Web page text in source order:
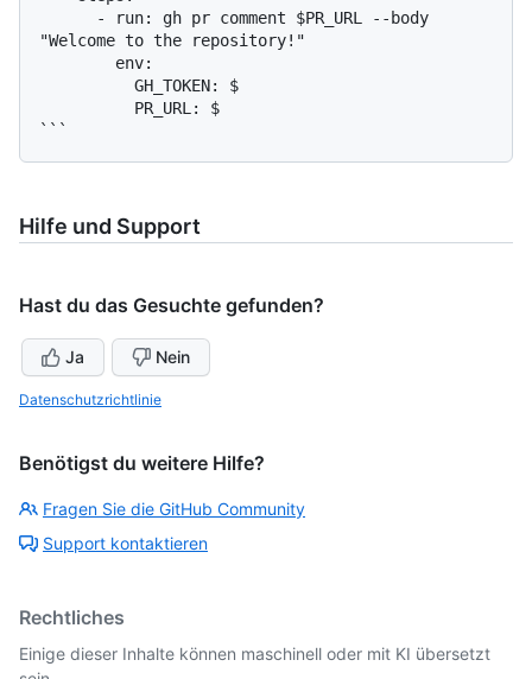
"Welcome to the repository!"
Hilfe und Support
Hast du das Gesuchte gefunden?
Ja Nein
Datenschutzrichtlinie
Benötigst du weitere Hilfe?
Fragen Sie die GitHub Community
Support kontaktieren
Rechtliches
Einige dieser Inhalte können maschinell oder mit KI übersetzt